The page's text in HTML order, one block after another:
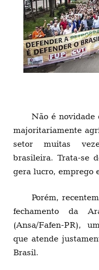
Não é novidade
majoritariamente
setor muitas
brasileira. Trata-se
gera lucro, emprego
Porém,
fechamento da
(Ansa/Fafen-PR),
que atende
Brasil.